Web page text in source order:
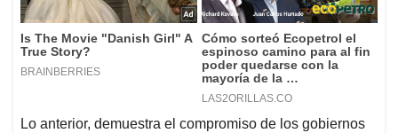
Lo anterior, demuestra el compromiso de los gobiernos